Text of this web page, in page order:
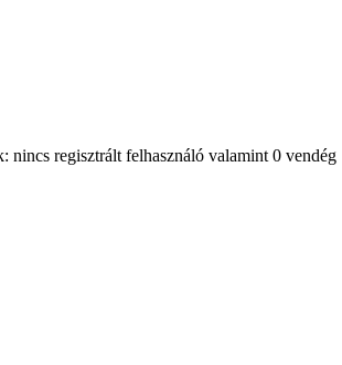
nincs regisztrált felhasználó valamint 0 vendég